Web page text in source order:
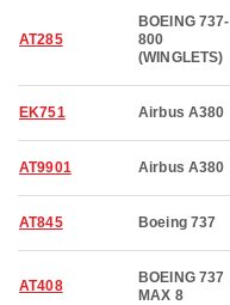
AT285
BOEING 737-
800
(WINGLETS)
EK751 Airbus A380
AT9901 Airbus A380
AT845 Boeing 737
AT408
BOEING 737
MAX 8